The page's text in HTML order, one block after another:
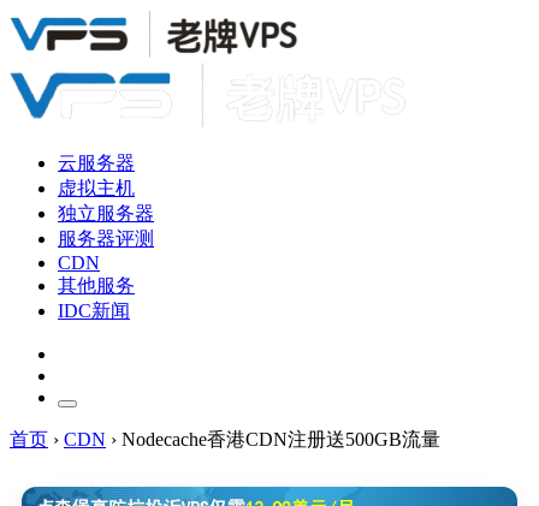
云服务器
虚拟主机
独立服务器
服务器评测
CDN
其他服务
IDC新闻
首页 › CDN › Nodecache香港CDN注册送500GB流量